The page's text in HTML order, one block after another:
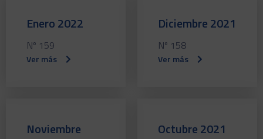
Enero 2022
Nº 159
Ver más
Diciembre 2021
Nº 158
Ver más
Noviembre
Octubre 2021